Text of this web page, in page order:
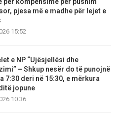
pjesa më e madhe për lejet e
15:52
e NP “Ujësjellësi dhe
– Shkup nesër do të punojnë
7:30 deri në 15:30, e mërkura
jopune
10:36